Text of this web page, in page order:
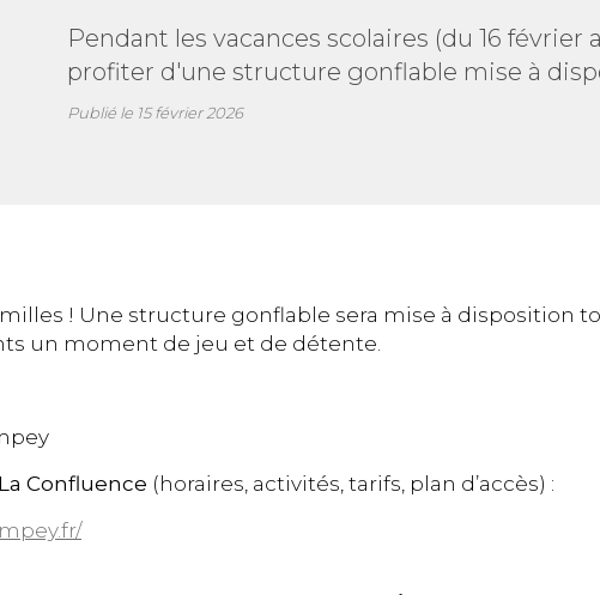
Pendant les vacances scolaires (du 16 février
profiter d'une structure gonflable mise à
Publié le 15 février 2026
! Une structure gonflable sera mise à disposition
un moment de jeu et de détente.
La Confluence (horaires, activités, tarifs, plan d’accès) :